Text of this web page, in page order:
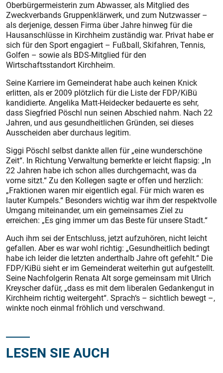
Oberbürgermeisterin zum Abwasser, als Mitglied des
Zweckverbands Gruppenklärwerk, und zum Nutzwasser –
als derjenige, dessen Firma über Jahre hinweg für die
Hausanschlüsse in Kirchheim zuständig war. Privat habe er
sich für den Sport engagiert – Fußball, Skifahren, Tennis,
Golfen – sowie als BDS-Mitglied für den
Wirtschaftsstandort Kirchheim.
Seine Karriere im Gemeinderat habe auch keinen Knick
erlitten, als er 2009 plötzlich für die Liste der FDP/KiBü
kandidierte. Angelika Matt-Heidecker bedauerte es sehr,
dass Siegfried Pöschl nun seinen Abschied nahm. Nach 22
Jahren, und aus gesundheitlichen Gründen, sei dieses
Ausscheiden aber durchaus legitim.
Siggi Pöschl selbst dankte allen für „eine wunderschöne
Zeit“. In Richtung Verwaltung bemerkte er leicht flapsig: „In
22 Jahren habe ich schon alles durchgemacht, was da
vorne sitzt.“ Zu den Kollegen sagte er offen und herzlich:
„Fraktionen waren mir eigentlich egal. Für mich waren es
lauter Kumpels.“ Besonders wichtig war ihm der respektvolle
Umgang miteinander, um ein gemeinsames Ziel zu
erreichen: „Es ging immer um das Beste für unsere Stadt.“
Auch ihm sei der Entschluss, jetzt aufzuhören, nicht leicht
gefallen. Aber es war wohl richtig: „Gesundheitlich bedingt
habe ich leider die letzten anderthalb Jahre oft gefehlt.“ Die
FDP/KiBü sieht er im Gemeinderat weiterhin gut aufgestellt.
Seine Nachfolgerin Renata Alt sorge gemeinsam mit Ulrich
Kreyscher dafür, „dass es mit dem liberalen Gedankengut in
Kirchheim richtig weitergeht“. Sprach‘s – sichtlich bewegt –,
winkte noch einmal fröhlich und verschwand.
LESEN SIE AUCH